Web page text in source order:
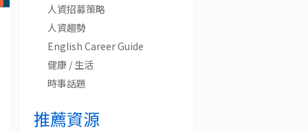
人資招募策略
人資趨勢
English Career Guide
健康 / 生活
時事話題
推薦資源